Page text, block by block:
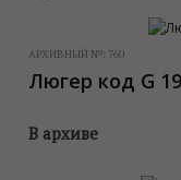
АРХИВНЫЙ №: 760
Люгер код G
В архиве